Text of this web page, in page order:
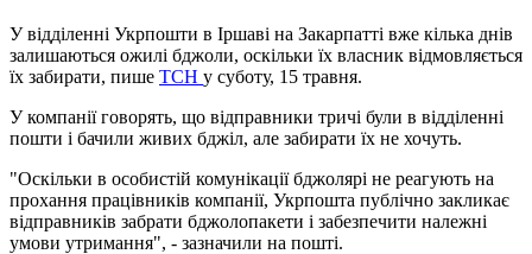
У відділенні Укрпошти в Іршаві на Закарпатті вже кілька днів
залишаються ожилі бджоли, оскільки їх власник відмовляється
їх забирати, пише ТСН у суботу, 15 травня.
У компанії говорять, що відправники тричі були в відділенні
пошти і бачили живих бджіл, але забирати їх не хочуть.
"Оскільки в особистій комунікації бджолярі не реагують на
прохання працівників компанії, Укрпошта публічно закликає
відправників забрати бджолопакети і забезпечити належні
умови утримання", - зазначили на пошті.